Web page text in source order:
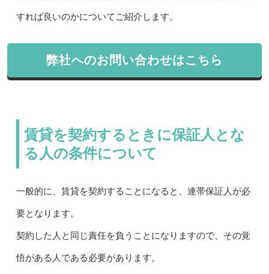
すれば良いのかについてご紹介します。
弊社へのお問い合わせはこちら
賃貸を契約するときに保証人とな
る人の条件について
一般的に、賃貸を契約することになると、連帯保証人が必
要となります。
契約した人と同じ責任を負うことになりますので、その覚
悟がある人である必要があります。